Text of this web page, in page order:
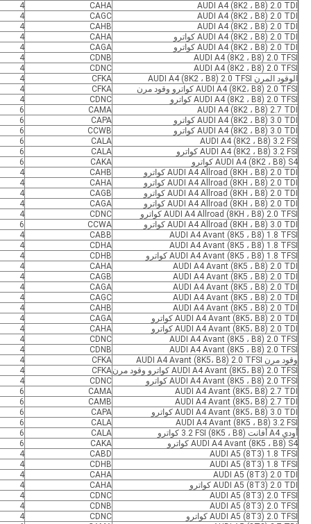
AUDI A4 (8K2 ، B8) 2.0 TDI
CAHA
4
AUDI A4 (8K2 ، B8) 2.0 TDI
CAGC
4
AUDI A4 (8K2 ، B8) 2.0 TDI
CAHB
4
AUDI A4 (8K2 ، B8) 2.0 TDI كواترو
CAHA
4
AUDI A4 (8K2 ، B8) 2.0 TDI كواترو
CAGA
4
AUDI A4 (8K2 ، B8) 2.0 TFSI
CDNB
4
AUDI A4 (8K2 ، B8) 2.0 TFSI
CDNC
4
الوقود المرن AUDI A4 (8K2 ، B8) 2.0 TFSI
CFKA
4
AUDI A4 (8K2، B8) 2.0 TFSI كواترو وقود مرن
CFKA
4
AUDI A4 (8K2 ، B8) 2.0 TFSI كواترو
CDNC
4
AUDI A4 (8K2 ، B8) 2.7 TDI
CAMA
6
AUDI A4 (8K2 ، B8) 3.0 TDI كواترو
CAPA
6
AUDI A4 (8K2 ، B8) 3.0 TDI كواترو
CCWB
6
AUDI A4 (8K2 ، B8) 3.2 FSI
CALA
6
AUDI A4 (8K2 ، B8) 3.2 FSI كواترو
CALA
6
AUDI A4 (8K2 ، B8) S4 كواترو
CAKA
6
AUDI A4 Allroad (8KH ، B8) 2.0 TDI كواترو
CAHB
4
AUDI A4 Allroad (8KH ، B8) 2.0 TDI كواترو
CAHA
4
AUDI A4 Allroad (8KH ، B8) 2.0 TDI كواترو
CAGB
4
AUDI A4 Allroad (8KH ، B8) 2.0 TDI كواترو
CAGA
4
AUDI A4 Allroad (8KH ، B8) 2.0 TFSI كواترو
CDNC
4
AUDI A4 Allroad (8KH ، B8) 3.0 TDI كواترو
CCWA
6
AUDI A4 Avant (8K5 ، B8) 1.8 TFSI
CABB
4
AUDI A4 Avant (8K5 ، B8) 1.8 TFSI
CDHA
4
AUDI A4 Avant (8K5 ، B8) 1.8 TFSI كواترو
CDHB
4
AUDI A4 Avant (8K5 ، B8) 2.0 TDI
CAHA
4
AUDI A4 Avant (8K5 ، B8) 2.0 TDI
CAGB
4
AUDI A4 Avant (8K5 ، B8) 2.0 TDI
CAGA
4
AUDI A4 Avant (8K5 ، B8) 2.0 TDI
CAGC
4
AUDI A4 Avant (8K5 ، B8) 2.0 TDI
CAHB
4
AUDI A4 Avant (8K5، B8) 2.0 TDI كواترو
CAGA
4
AUDI A4 Avant (8K5، B8) 2.0 TDI كواترو
CAHA
4
AUDI A4 Avant (8K5 ، B8) 2.0 TFSI
CDNC
4
AUDI A4 Avant (8K5 ، B8) 2.0 TFSI
CDNB
4
وقود مرن AUDI A4 Avant (8K5، B8) 2.0 TFSI
CFKA
4
AUDI A4 Avant (8K5، B8) 2.0 TFSI كواترو وقود مرن
CFKA
4
AUDI A4 Avant (8K5 ، B8) 2.0 TFSI كواترو
CDNC
4
AUDI A4 Avant (8K5، B8) 2.7 TDI
CAMA
6
AUDI A4 Avant (8K5، B8) 2.7 TDI
CAMB
6
AUDI A4 Avant (8K5، B8) 3.0 TDI كواترو
CAPA
6
AUDI A4 Avant (8K5 ، B8) 3.2 FSI
CALA
6
أودي A4 أفانت (8K5 ، B8) 3.2 FSI كواترو
CALA
6
AUDI A4 Avant (8K5 ، B8) S4 كواترو
CAKA
6
AUDI A5 (8T3) 1.8 TFSI
CABD
4
AUDI A5 (8T3) 1.8 TFSI
CDHB
4
AUDI A5 (8T3) 2.0 TDI
CAHA
4
AUDI A5 (8T3) 2.0 TDI كواترو
CAHA
4
AUDI A5 (8T3) 2.0 TFSI
CDNC
4
AUDI A5 (8T3) 2.0 TFSI
CDNB
4
AUDI A5 (8T3) 2.0 TFSI كواترو
CDNC
4